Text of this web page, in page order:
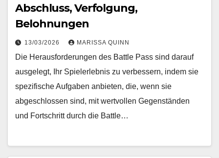
Abschluss, Verfolgung,
Belohnungen
13/03/2026 MARISSA QUINN
Die Herausforderungen des Battle Pass sind darauf
ausgelegt, Ihr Spielerlebnis zu verbessern, indem sie
spezifische Aufgaben anbieten, die, wenn sie
abgeschlossen sind, mit wertvollen Gegenständen
und Fortschritt durch die Battle…